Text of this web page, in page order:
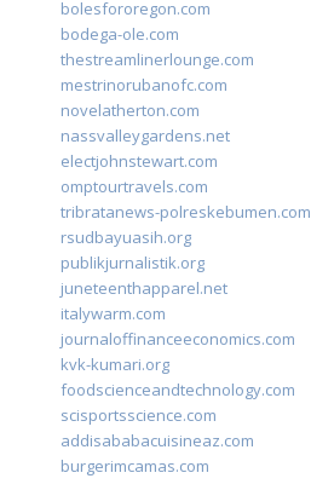
bolesfororegon.com
bodega-ole.com
thestreamlinerlounge.com
mestrinorubanofc.com
novelatherton.com
nassvalleygardens.net
electjohnstewart.com
omptourtravels.com
tribratanews-polreskebumen.com
rsudbayuasih.org
publikjurnalistik.org
juneteenthapparel.net
italywarm.com
journaloffinanceeconomics.com
kvk-kumari.org
foodscienceandtechnology.com
scisportsscience.com
addisababacuisineaz.com
burgerimcamas.com